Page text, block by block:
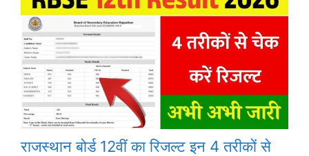
राजस्थान बोर्ड 12वीं का रिजल्ट इन 4 तरीकों से